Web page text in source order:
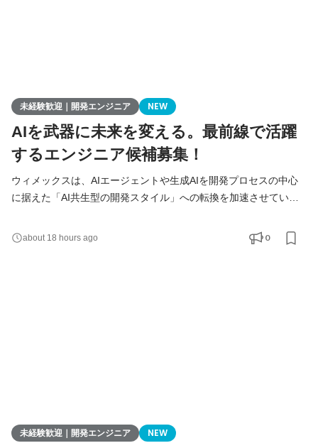
未経験歓迎｜開発エンジニア NEW
AIを武器に未来を変える。最前線で活躍
するエンジニア候補募集！
ウィメックスは、AIエージェントや生成AIを開発プロセスの中心
に据えた「AI共生型の開発スタイル」への転換を加速させていま
極的に募集しています。 AIを相棒に、圧倒的なスピードと品質を
実現し、最先端の技術を使いこなすエンジニアへ成長したい方を
about 18 hours ago 0
未経験歓迎｜開発エンジニア NEW